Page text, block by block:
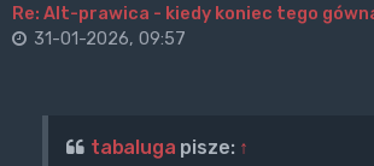
Re: Alt-prawica - kiedy koniec tego
31-01-2026, 09:57
tabaluga pisze: ↑